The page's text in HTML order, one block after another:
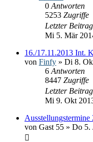
0 Antworten
5253 Zugriffe
Letzter Beitrag
Mi 5. Mär
16./17.11.2013 Int.
von Finfy » Di 8.
6 Antworten
8447 Zugriffe
Letzter Beitrag
Mi 9. Okt
Ausstellungstermine
von Gast 55 » Do 5.